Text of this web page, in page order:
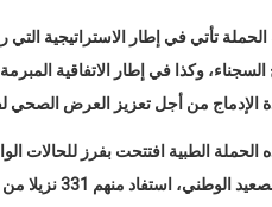
تأتي في إطار الاستراتيجية
وكذا في إطار الاتفاقية المبرمة
الإدماج من أجل تعزيز العرض الصحي
المؤسسات